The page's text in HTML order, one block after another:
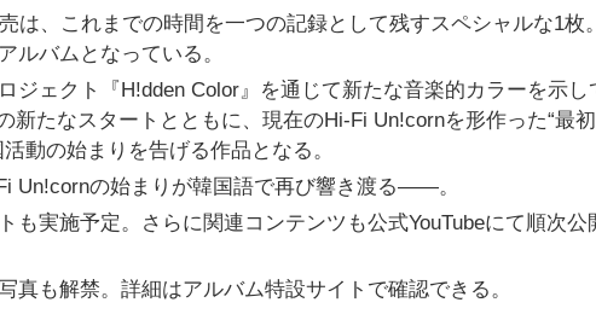
は、これまでの時間を一つの記録として残すスペシャルな1枚
ルバムとなっている。
ジェクト『H!dden Color』を通じて新たな音楽的カラーを示し
新たなスタートとともに、現在のHi-Fi Un!cornを形作った“最
動の始まりを告げる作品となる。
Un!cornの始まりが韓国語で再び響き渡る――。
も実施予定。さらに関連コンテンツも公式YouTubeにて順次公
真も解禁。詳細はアルバム特設サイトで確認できる。